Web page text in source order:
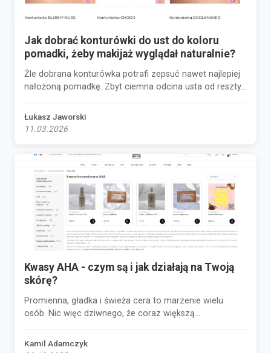
Jak dobrać konturówki do ust do koloru
pomadki, żeby makijaż wyglądał naturalnie?
Źle dobrana konturówka potrafi zepsuć nawet najlepiej
nałożoną pomadkę. Zbyt ciemna odcina usta od reszty...
Łukasz Jaworski
11.03.2026
Kwasy AHA - czym są i jak działają na Twoją
skórę?
Promienna, gładka i świeża cera to marzenie wielu
osób. Nic więc dziwnego, że coraz większą...
Kamil Adamczyk